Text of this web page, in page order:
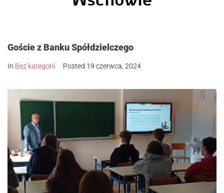
Goście z Banku Spółdzielczego
In Bez kategorii Posted 19 czerwca, 2024